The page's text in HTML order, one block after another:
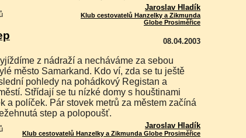
Jaroslav Hladík
Klub cestovatelů Hanzelky a Zikmunda
Globe Prosiměřice
08.04.2003
město Samarkand. Kdo ví, zda se tu ještě
pohledy na pohádkový Registan a
Střídají se tu nízké domy s houštinami
a políček. Pár stovek metrů za městem začíná
step a polopoušť.
Jaroslav Hladík
Klub cestovatelů Hanzelky a Zikmunda Globe Prosiměřice